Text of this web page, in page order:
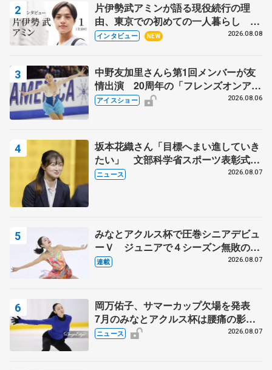
片伊勢武アミンが語る現役続行の理
由、東京での初めての一人暮らし 注
目スケーターの「今」に迫る
インタビュー NEW 2026.08.08
中野友加里さんら第1回メンバーが友
情出演 20周年の「フレンズオンアイ
ス」 宮本賢二さん、有川梨絵さん、
アイスショー 2026.08.06
坂本花織さん「目標へまい進していき
たい」 文部科学省スポーツ表彰式で
代表謝辞
ニュース 2026.08.07
みなとアクルス杯で圧巻シニアデビュ
ーＶ ジュニアで４シーズン無敗の島
田麻央
連載 2026.08.07
岡万佑子、サマーカップ欠場を発表
7月のみなとアクルス杯は腰痛の影響
で
ニュース 2026.08.07